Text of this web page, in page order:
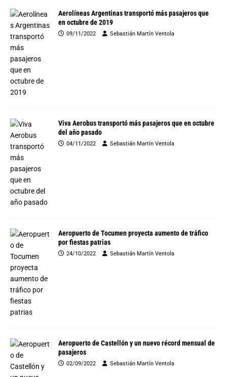
Aerolíneas Argentinas transportó más pasajeros que
en octubre de 2019
09/11/2022 Sebastián Martín Ventola
Viva Aerobus transportó más pasajeros que en octubre
del año pasado
04/11/2022 Sebastián Martín Ventola
Aeropuerto de Tocumen proyecta aumento de tráfico
por fiestas patrias
24/10/2022 Sebastián Martín Ventola
Aeropuerto de Castellón y un nuevo récord mensual de
pasajeros
02/09/2022 Sebastián Martín Ventola